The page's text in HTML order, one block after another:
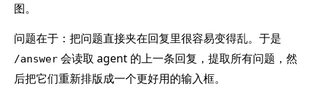
图。
问题在于：把问题直接夹在回复里很容易变得乱。于是
/answer 会读取 agent 的上一条回复，提取所有问题，然
后把它们重新排版成一个更好用的输入框。